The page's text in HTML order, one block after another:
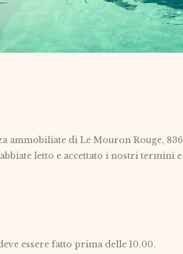
ammobiliate di Le Mouron Rouge,
letto e accettato i nostri termini
essere fatto prima delle 10.00.